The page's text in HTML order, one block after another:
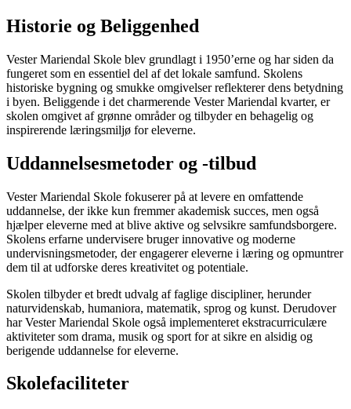
Historie og Beliggenhed
Vester Mariendal Skole blev grundlagt i 1950’erne og har siden da
fungeret som en essentiel del af det lokale samfund. Skolens
historiske bygning og smukke omgivelser reflekterer dens betydning
i byen. Beliggende i det charmerende Vester Mariendal kvarter, er
skolen omgivet af grønne områder og tilbyder en behagelig og
inspirerende læringsmiljø for eleverne.
Uddannelsesmetoder og -tilbud
Vester Mariendal Skole fokuserer på at levere en omfattende
uddannelse, der ikke kun fremmer akademisk succes, men også
hjælper eleverne med at blive aktive og selvsikre samfundsborgere.
Skolens erfarne undervisere bruger innovative og moderne
undervisningsmetoder, der engagerer eleverne i læring og opmuntrer
dem til at udforske deres kreativitet og potentiale.
Skolen tilbyder et bredt udvalg af faglige discipliner, herunder
naturvidenskab, humaniora, matematik, sprog og kunst. Derudover
har Vester Mariendal Skole også implementeret ekstracurriculære
aktiviteter som drama, musik og sport for at sikre en alsidig og
berigende uddannelse for eleverne.
Skolefaciliteter